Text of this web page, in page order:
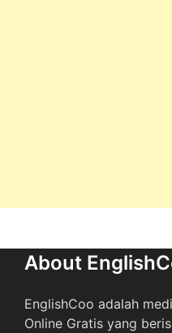
About
EnglishCoo adalah
Online Gratis yang